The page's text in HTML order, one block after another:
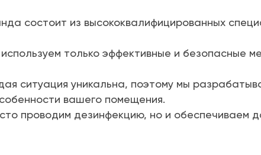
состоит из высококвалифицированных
только эффективные и безопасные
ситуация уникальна, поэтому мы
вашего помещения.
проводим дезинфекцию, но и обеспечиваем